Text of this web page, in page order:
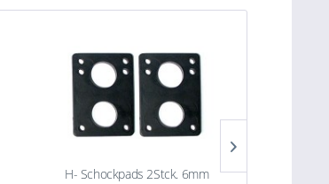
H- Schockpads 2Stck. 6mm